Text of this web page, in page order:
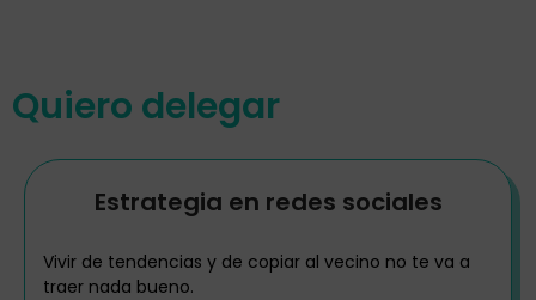
Quiero delegar
Estrategia en redes sociales
Vivir de tendencias y de copiar al vecino no te va a
traer nada bueno.